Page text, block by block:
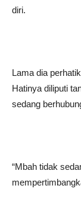
diri.
Lama dia
Hatinya diliputi
sedang
“Mbah tidak